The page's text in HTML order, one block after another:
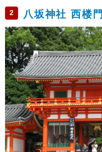
2 八坂神社 西楼門